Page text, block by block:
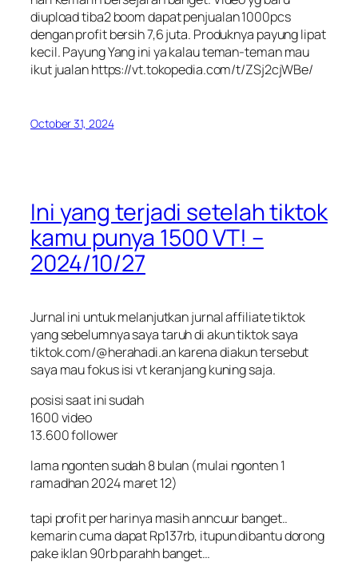
diupload tiba2 boom dapat penjualan 1000pcs
dengan profit bersih 7,6 juta. Produknya payung lipat
kecil. Payung Yang ini ya kalau teman-teman mau
ikut jualan https://vt.tokopedia.com/t/ZSj2cjWBe/
October 31, 2024
Ini yang terjadi setelah tiktok
kamu punya 1500 VT! –
2024/10/27
Jurnal ini untuk melanjutkan jurnal affiliate tiktok
yang sebelumnya saya taruh di akun tiktok saya
tiktok.com/@herahadi.an karena diakun tersebut
saya mau fokus isi vt keranjang kuning saja.
posisi saat ini sudah
1600 video
13.600 follower
lama ngonten sudah 8 bulan (mulai ngonten 1
ramadhan 2024 maret 12)
tapi profit per harinya masih anncuur banget..
kemarin cuma dapat Rp137rb, itupun dibantu dorong
pake iklan 90rb parahh banget…